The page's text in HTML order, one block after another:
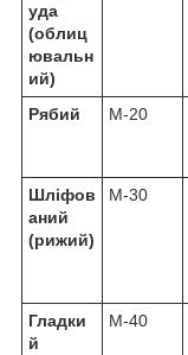
уда
(облиц
ювальн
ий)
Рябий М-20
Шліфов
аний
(рижий)
М-30
Гладки
й
М-40